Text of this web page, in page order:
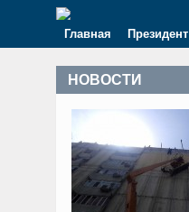
Главная Президент
НОВОСТИ